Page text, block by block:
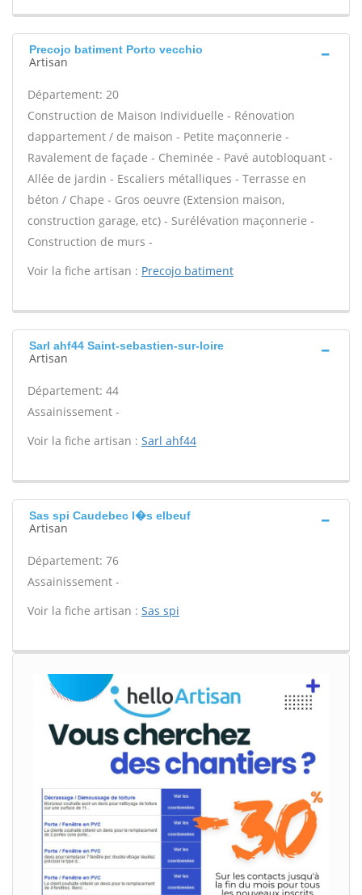
Precojo batiment Porto vecchio
Artisan
Département: 20
Construction de Maison Individuelle - Rénovation
dappartement / de maison - Petite maçonnerie -
Ravalement de façade - Cheminée - Pavé autobloquant -
Allée de jardin - Escaliers métalliques - Terrasse en
béton / Chape - Gros oeuvre (Extension maison,
construction garage, etc) - Surélévation maçonnerie -
Construction de murs -
Voir la fiche artisan : Precojo batiment
Sarl ahf44 Saint-sebastien-sur-loire
Artisan
Département: 44
Assainissement -
Voir la fiche artisan : Sarl ahf44
Sas spi Caudebec l�s elbeuf
Artisan
Département: 76
Assainissement -
Voir la fiche artisan : Sas spi